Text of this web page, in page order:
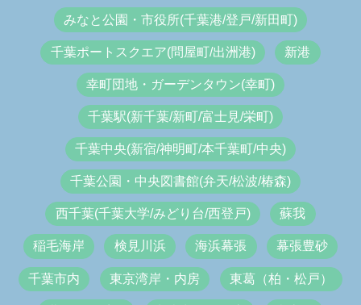
みなと公園・市役所(千葉港/登戸/新田町)
千葉ポートスクエア(問屋町/出洲港) 新港
幸町団地・ガーデンタウン(幸町)
千葉駅(新千葉/新町/富士見/栄町)
千葉中央(新宿/神明町/本千葉町/中央)
千葉公園・中央図書館(弁天/松波/椿森)
西千葉(千葉大学/みどり台/西登戸) 蘇我
稲毛海岸 検見川浜 海浜幕張 幕張豊砂
千葉市内 東京湾岸・内房 東葛（柏・松戸）